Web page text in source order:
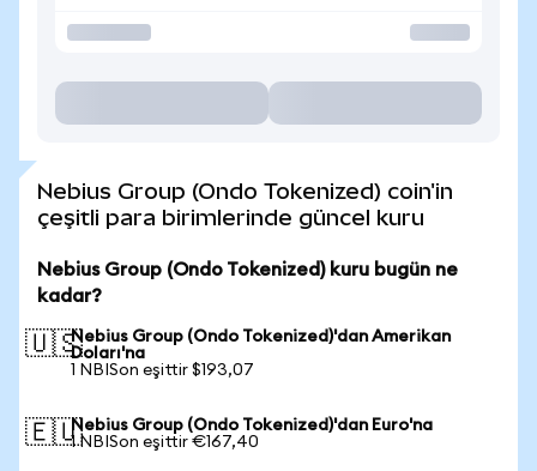
Nebius Group (Ondo Tokenized) coin'in
çeşitli para birimlerinde güncel kuru
Nebius Group (Ondo Tokenized) kuru bugün ne
kadar?
🇺🇸Nebius Group (Ondo Tokenized)'dan Amerikan
Doları'na
1 NBISon eşittir $193,07
🇪🇺Nebius Group (Ondo Tokenized)'dan Euro'na
1 NBISon eşittir €167,40